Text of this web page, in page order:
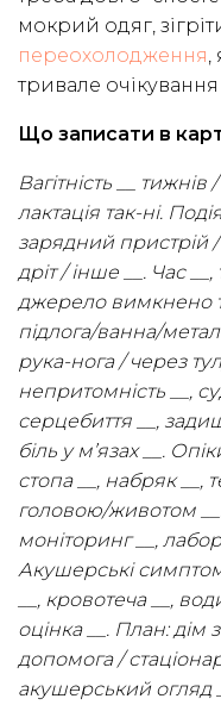
мокрий одяг,
переохолодження,
тривале
Що записати в
Вагітність __
лактація так-ні.
зарядний пристрій
дріт / інше __. Час __,
джерело вимкнено
підлога/ванна/
рука-нога / через
непритомність __,
серцебиття __,
біль у м’язах __.
стопа __, набряк __,
головою/животом
моніторинг __,
Акушерські
__, кровотеча __,
оцінка __. План: дім
допомога /
акушерський огляд